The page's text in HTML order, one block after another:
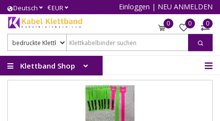
Deutsch €EUR Einloggen | NEU ANMELDEN
0 0 0
Klettband Shop